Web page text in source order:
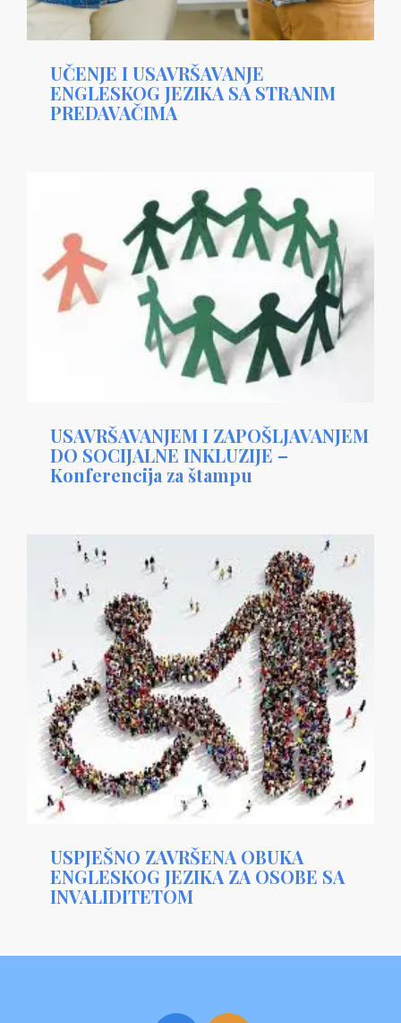
UČENJE I USAVRŠAVANJE
ENGLESKOG JEZIKA SA STRANIM
PREDAVAČIMA
USAVRŠAVANJEM I ZAPOŠLJAVANJEM
DO SOCIJALNE INKLUZIJE –
Konferencija za štampu
USPJEŠNO ZAVRŠENA OBUKA
ENGLESKOG JEZIKA ZA OSOBE SA
INVALIDITETOM